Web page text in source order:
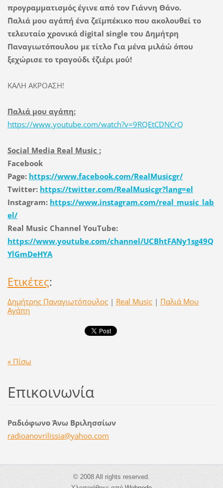
προγραμματισμός έγινε από τον Γιάννη Θάνο.
΄΄Παλιά μου αγάπη΄΄ ένα ζεϊμπέκικο που ακολουθεί το
τελευταίο χρονικά digital single του Δημήτρη
Παναγιωτόπουλου με τίτλο ΄΄Για μένα μιλάω΄΄ όπου
ξεχώρισε το τραγούδι ΄΄τζιέρι μου΄΄!
ΚΑΛΗ ΑΚΡΟΑΣΗ!
Παλιά μου αγάπη:
https://www.youtube.com/watch?v=9RQEtCDNCrQ
Social Media Real Music :
Facebook
Page: https://www.facebook.com/RealMusicgr/
Twitter: https://twitter.com/RealMusicgr?lang=el
Instagram: https://www.instagram.com/real_music_lab
el/
Real Music Channel YouTube:
https://www.youtube.com/channel/UCBhtFANy1sg49Q
YlGmDeHYA
Ετικέτες:
Δημήτρης Παναγιωτόπουλος | Real Music | Παλιά Μου
Αγάπη
« Πίσω
Επικοινωνία
Ραδιόφωνο Άνω Βριλησσίων
radioanovrilissia@yahoo.com
© 2008 All rights reserved.